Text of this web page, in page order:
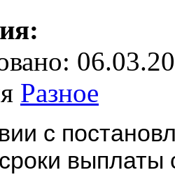
Разное
с
выплаты